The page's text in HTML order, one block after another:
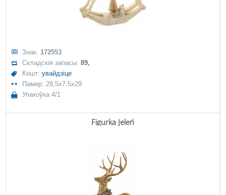
Знак: 172553
Складскія запасы:89,
Кошт:увайдзіце
Памер: 28,5x7,5x29
Упакоўка 4/1
Figurka Jeleń